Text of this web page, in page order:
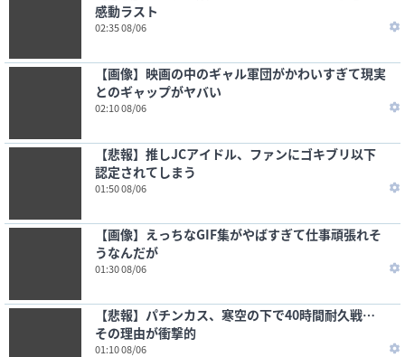
感動ラスト
02:35 08/06
【画像】映画の中のギャル軍団がかわいすぎて現実
とのギャップがヤバい
02:10 08/06
【悲報】推しJCアイドル、ファンにゴキブリ以下
認定されてしまう
01:50 08/06
【画像】えっちなGIF集がやばすぎて仕事頑張れそ
うなんだが
01:30 08/06
【悲報】パチンカス、寒空の下で40時間耐久戦…
その理由が衝撃的
01:10 08/06